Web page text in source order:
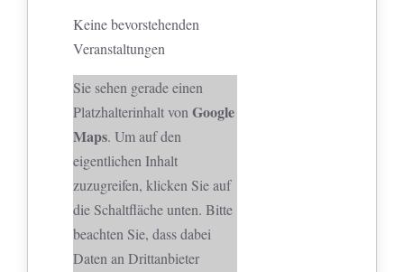
Keine bevorstehenden
Veranstaltungen
Sie sehen gerade einen
Platzhalterinhalt vonGoogle
Maps. Um auf den
eigentlichen Inhalt
zuzugreifen, klicken Sie auf
die Schaltfläche unten. Bitte
beachten Sie, dass dabei
Daten an Drittanbieter